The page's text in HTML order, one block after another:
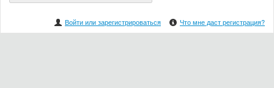
Войти или зарегистрироваться Что мне даст регистрация?